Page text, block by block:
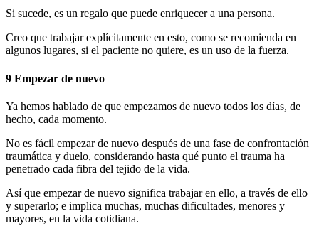
Si sucede, es un regalo que puede enriquecer a una persona.
Creo que trabajar explícitamente en esto, como se recomienda en
algunos lugares, si el paciente no quiere, es un uso de la fuerza.
9 Empezar de nuevo
Ya hemos hablado de que empezamos de nuevo todos los días, de
hecho, cada momento.
No es fácil empezar de nuevo después de una fase de confrontación
traumática y duelo, considerando hasta qué punto el trauma ha
penetrado cada fibra del tejido de la vida.
Así que empezar de nuevo significa trabajar en ello, a través de ello
y superarlo; e implica muchas, muchas dificultades, menores y
mayores, en la vida cotidiana.